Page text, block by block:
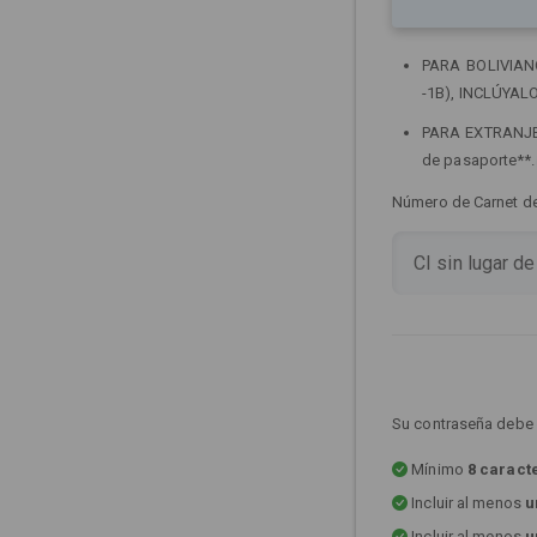
PARA
-1B),
PARA
de pasaporte**.
Número de Carnet
Su contraseña
Mínimo 8
Incluir al menos